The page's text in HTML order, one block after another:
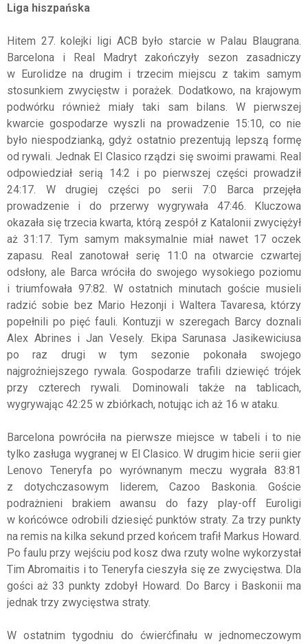
Liga hiszpańska
Hitem 27. kolejki ligi ACB było starcie w Palau Blaugrana.
Barcelona i Real Madryt zakończyły sezon zasadniczy
w Eurolidze na drugim i trzecim miejscu z takim samym
stosunkiem zwycięstw i porażek. Dodatkowo, na krajowym
podwórku również miały taki sam bilans. W pierwszej
kwarcie gospodarze wyszli na prowadzenie 15:10, co nie
było niespodzianką, gdyż ostatnio prezentują lepszą formę
od rywali. Jednak El Clasico rządzi się swoimi prawami. Real
odpowiedział serią 14:2 i po pierwszej części prowadził
24:17. W drugiej części po serii 7:0 Barca przejęła
prowadzenie i do przerwy wygrywała 47:46. Kluczowa
okazała się trzecia kwarta, którą zespół z Katalonii zwyciężył
aż 31:17. Tym samym maksymalnie miał nawet 17 oczek
zapasu. Real zanotował serię 11:0 na otwarcie czwartej
odsłony, ale Barca wróciła do swojego wysokiego poziomu
i triumfowała 97:82. W ostatnich minutach goście musieli
radzić sobie bez Mario Hezonji i Waltera Tavaresa, którzy
popełnili po pięć fauli. Kontuzji w szeregach Barcy doznali
Alex Abrines i Jan Vesely. Ekipa Sarunasa Jasikewiciusa
po raz drugi w tym sezonie pokonała swojego
najgroźniejszego rywala. Gospodarze trafili dziewięć trójek
przy czterech rywali. Dominowali także na tablicach,
wygrywając 42:25 w zbiórkach, notując ich aż 16 w ataku.
Barcelona powróciła na pierwsze miejsce w tabeli i to nie
tylko zasługa wygranej w El Clasico. W drugim hicie serii gier
Lenovo Teneryfa po wyrównanym meczu wygrała 83:81
z dotychczasowym liderem, Cazoo Baskonia. Goście
podrażnieni brakiem awansu do fazy play-off Euroligi
w końcówce odrobili dziesięć punktów straty. Za trzy punkty
na remis na kilka sekund przed końcem trafił Markus Howard.
Po faulu przy wejściu pod kosz dwa rzuty wolne wykorzystał
Tim Abromaitis i to Teneryfa cieszyła się ze zwycięstwa. Dla
gości aż 33 punkty zdobył Howard. Do Barcy i Baskonii ma
jednak trzy zwycięstwa straty.
W ostatnim tygodniu do ćwierćfinału w jednomeczowym